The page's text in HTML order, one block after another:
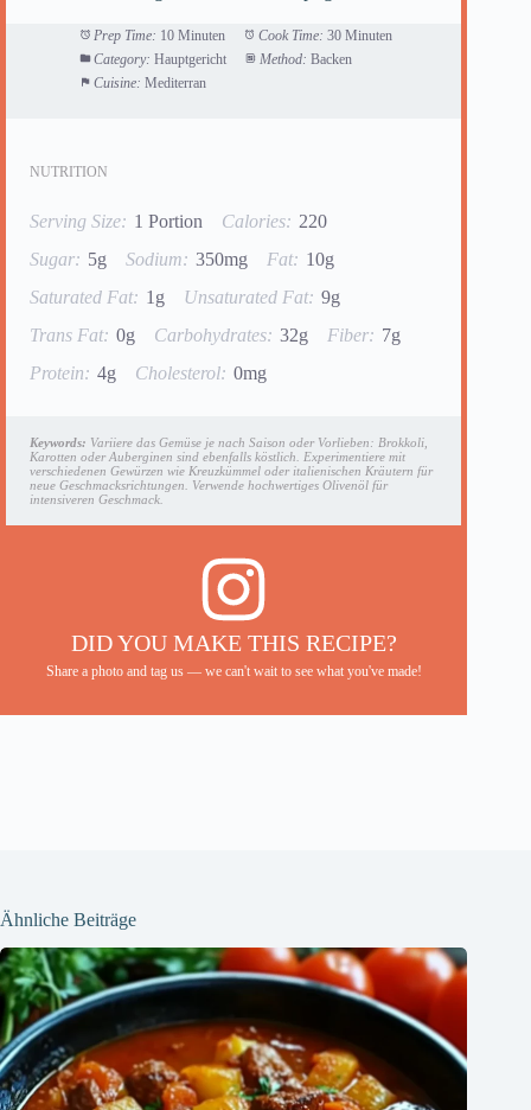
Prep Time: 10 Minuten Cook Time: 30 Minuten
Category: Hauptgericht Method: Backen
Cuisine: Mediterran
NUTRITION
Serving Size: 1 Portion Calories: 220
Sugar: 5g Sodium: 350mg Fat: 10g
Saturated Fat: 1g Unsaturated Fat: 9g
Trans Fat: 0g Carbohydrates: 32g Fiber: 7g
Protein: 4g Cholesterol: 0mg
Keywords: Variiere das Gemüse je nach Saison oder Vorlieben: Brokkoli,
Karotten oder Auberginen sind ebenfalls köstlich. Experimentiere mit
verschiedenen Gewürzen wie Kreuzkümmel oder italienischen Kräutern für
neue Geschmacksrichtungen. Verwende hochwertiges Olivenöl für
intensiveren Geschmack.
DID YOU MAKE THIS RECIPE?
Share a photo and tag us — we can't wait to see what you've made!
Ähnliche Beiträge